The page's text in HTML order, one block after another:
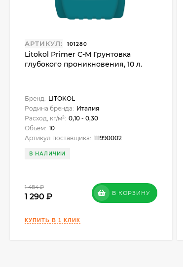
АРТИКУЛ: 101280
Litokol Primer С-M Грунтовка
глубокого проникновения, 10 л.
Бренд: LITOKOL
Родина бренда: Италия
Расход, кг/м²: 0,10 - 0,30
Объем: 10
Артикул поставщика: 111990002
В НАЛИЧИИ
1 484
1 290 В КОРЗИНУ